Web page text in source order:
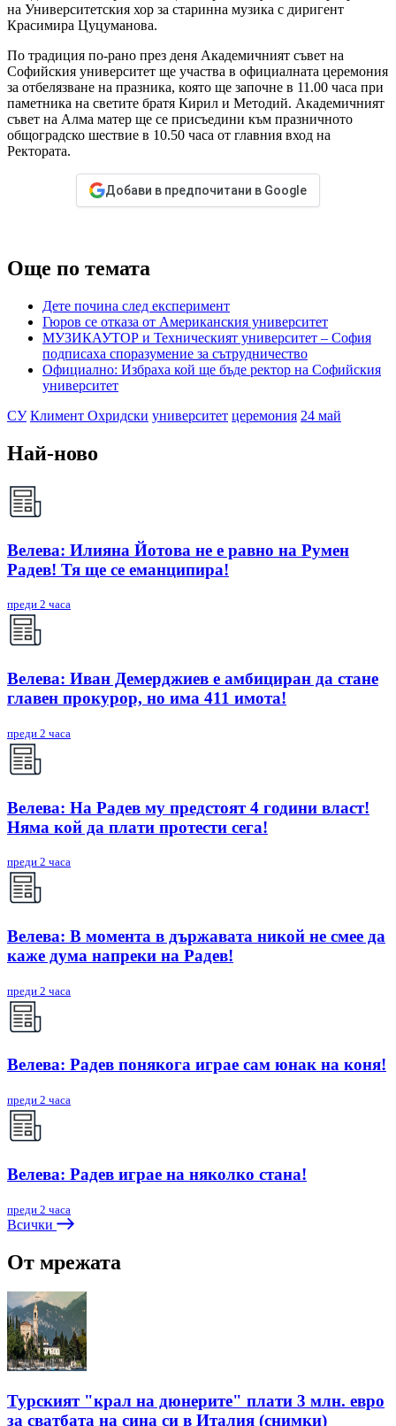
на Университетския хор за старинна музика с диригент
Красимира Цуцуманова.
По традиция по-рано през деня Академичният съвет на
Софийския университет ще участва в официалната церемония
за отбелязване на празника, която ще започне в 11.00 часа при
паметника на светите братя Кирил и Методий. Академичният
съвет на Алма матер ще се присъедини към празничното
общоградско шествие в 10.50 часа от главния вход на
Ректората.
Добави в предпочитани в Google
Още по темата
Дете почина след експеримент
Гюров се отказа от Американския университет
МУЗИКАУТОР и Техническият университет – София
подписаха споразумение за сътрудничество
Официално: Избраха кой ще бъде ректор на Софийския
университет
СУ Климент Охридски университет церемония 24 май
Най-ново
Велева: Илияна Йотова не е равно на Румен
Радев! Тя ще се еманципира!
преди 2 часа
Велева: Иван Демерджиев е амбициран да стане
главен прокурор, но има 411 имота!
преди 2 часа
Велева: На Радев му предстоят 4 години власт!
Няма кой да плати протести сега!
преди 2 часа
Велева: В момента в държавата никой не смее да
каже дума напреки на Радев!
преди 2 часа
Велева: Радев понякога играе сам юнак на коня!
преди 2 часа
Велева: Радев играе на няколко стана!
преди 2 часа
Всички
От мрежата
Турският "крал на дюнерите" плати 3 млн. евро
за сватбата на сина си в Италия (снимки)